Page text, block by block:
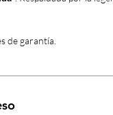
de garantía.